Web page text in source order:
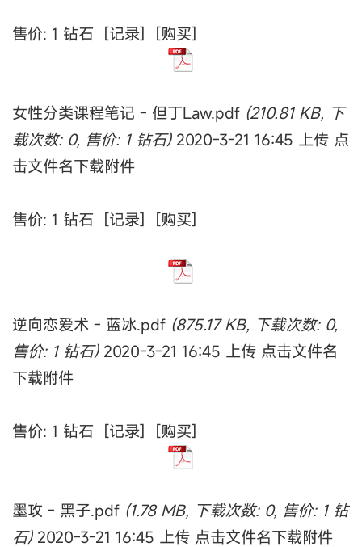
售价: 1 钻石 [记录] [购买]
女性分类课程笔记 - 但丁Law.pdf (210.81 KB, 下
载次数: 0, 售价: 1 钻石) 2020-3-21 16:45 上传 点
击文件名下载附件
售价: 1 钻石 [记录] [购买]
逆向恋爱术 - 蓝冰.pdf (875.17 KB, 下载次数: 0,
售价: 1 钻石) 2020-3-21 16:45 上传 点击文件名
下载附件
售价: 1 钻石 [记录] [购买]
墨攻 - 黑子.pdf (1.78 MB, 下载次数: 0, 售价: 1 钻
石) 2020-3-21 16:45 上传 点击文件名下载附件